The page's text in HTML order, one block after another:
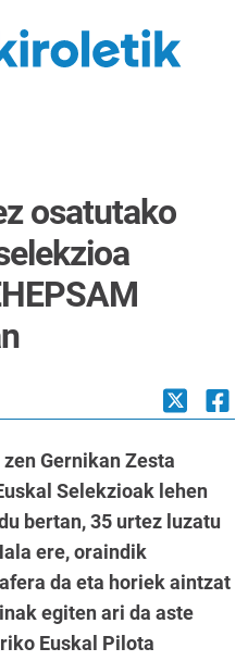
osatutako
Gernikan Zesta
Selekzioak lehen
bertan, 35 urtez luzatu
ere, oraindik
da eta horiek aintzat
egiten ari da aste
Euskal Pilota